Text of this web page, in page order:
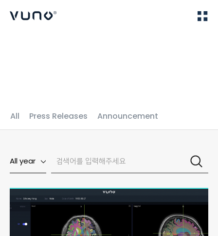
All Press Releases Announcement
All year